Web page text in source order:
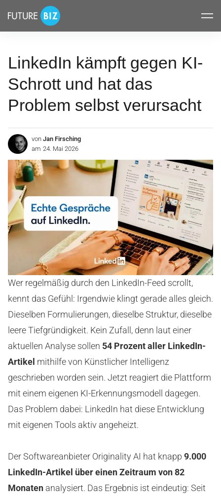
überspringen
FUTUREBIZ
LinkedIn kämpft gegen KI-
Schrott und hat das
Problem selbst verursacht
von Jan Firsching
am 24. Mai 2026
Wer regelmäßig durch den LinkedIn-Feed scrollt,
kennt das Gefühl: Irgendwie klingt gerade alles gleich.
Dieselben Formulierungen, dieselbe Struktur, dieselbe
leere Tiefgründigkeit. Kein Zufall, denn laut einer
aktuellen Analyse sollen 54 Prozent aller LinkedIn-
Artikel mithilfe von Künstlicher Intelligenz
geschrieben worden sein. Jetzt reagiert die Plattform
mit einem eigenen KI-Erkennungsmodell dagegen.
Das Problem dabei: LinkedIn hat diese Entwicklung
mit eigenen Tools aktiv angeheizt.
Der Softwareanbieter Originality AI hat knapp 9.000
LinkedIn-Artikel über einen Zeitraum von 82
Monaten analysiert. Das Ergebnis ist eindeutig: Seit